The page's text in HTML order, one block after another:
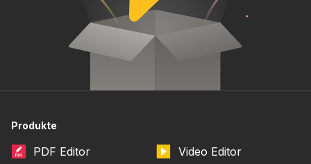
Produkte
PDF Editor
Video Editor